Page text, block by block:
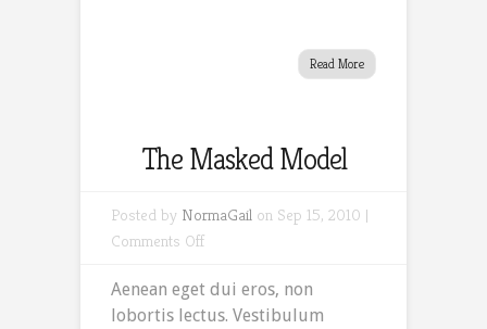
Read More
The Masked Model
Posted by NormaGail on Sep 15, 2010 |
Comments Offon
Masked
Model
Aenean eget dui eros, non
lobortis lectus. Vestibulum